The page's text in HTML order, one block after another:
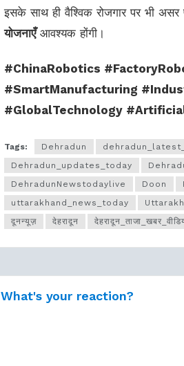
इसके साथ ही वैश्विक रोजगार पर भी
योजनाएँआवश्यक होंगी।
#ChinaRobotics
#SmartManufacturing
#GlobalTechnology
Tags: Dehradun
Dehradun_updates_today
DehradunNewstodaylive
Doon
uttarakhand_news_today
दूनन्यूज़
देहरादून
What's your reaction?